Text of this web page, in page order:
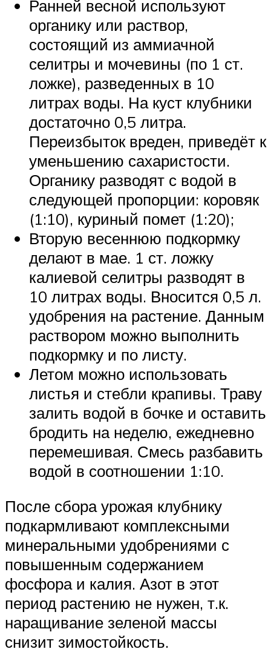
Ранней весной используют
органику или раствор,
состоящий из аммиачной
селитры и мочевины (по 1 ст.
ложке), разведенных в 10
литрах воды. На куст клубники
достаточно 0,5 литра.
Переизбыток вреден, приведёт к
уменьшению сахаристости.
Органику разводят с водой в
следующей пропорции: коровяк
(1:10), куриный помет (1:20);
Вторую весеннюю подкормку
делают в мае. 1 ст. ложку
калиевой селитры разводят в
10 литрах воды. Вносится 0,5 л.
удобрения на растение. Данным
раствором можно выполнить
подкормку и по листу.
Летом можно использовать
листья и стебли крапивы. Траву
залить водой в бочке и оставить
бродить на неделю, ежедневно
перемешивая. Смесь разбавить
водой в соотношении 1:10.
После сбора урожая клубнику
подкармливают комплексными
минеральными удобрениями с
повышенным содержанием
фосфора и калия. Азот в этот
период растению не нужен, т.к.
наращивание зеленой массы
снизит зимостойкость.